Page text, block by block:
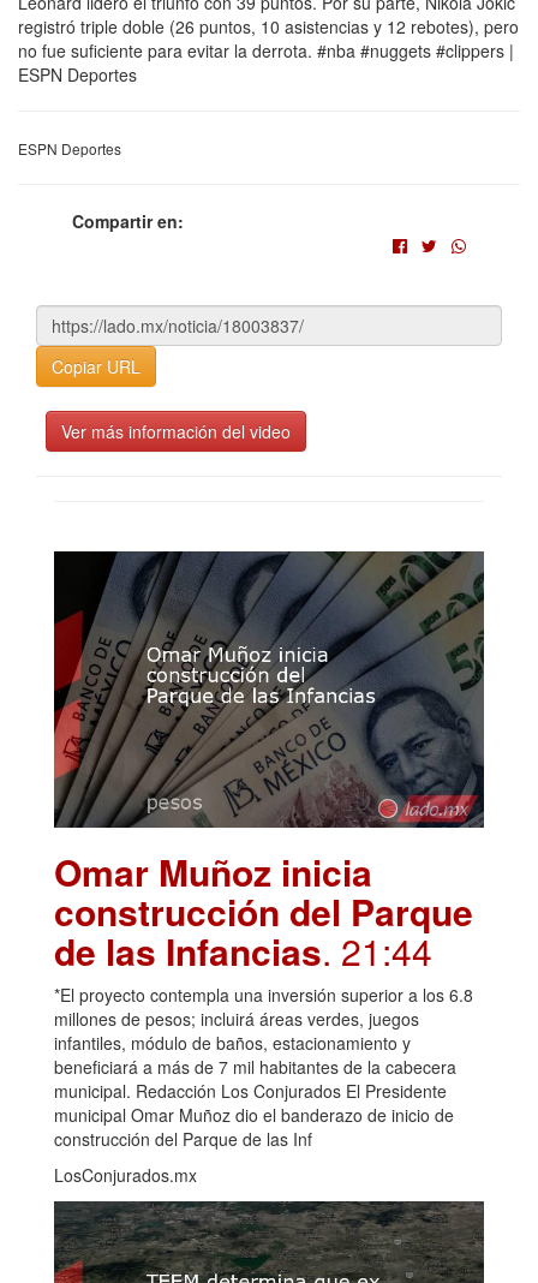
registró triple doble (26 puntos, 10 asistencias y 12 rebotes), pero
no fue suficiente para evitar la derrota. #nba #nuggets #clippers |
ESPN Deportes
ESPN Deportes
Compartir en:
Copiar URL
Ver más información del video
Omar Muñoz inicia
construcción del Parque
de las Infancias. 21:44
*El proyecto contempla una inversión superior a los 6.8
millones de pesos; incluirá áreas verdes, juegos
infantiles, módulo de baños, estacionamiento y
beneficiará a más de 7 mil habitantes de la cabecera
municipal. Redacción Los Conjurados El Presidente
municipal Omar Muñoz dio el banderazo de inicio de
construcción del Parque de las Inf
LosConjurados.mx